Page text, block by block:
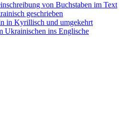
von Buchstaben im Text
geschrieben
in Kyrillisch und umgekehrt
Ukrainischen ins Englische